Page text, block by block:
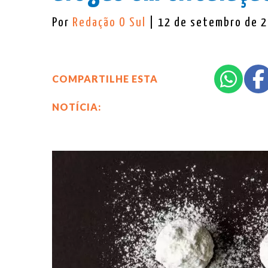
Por Redação O Sul | 12 de setembro de
COMPARTILHE ESTA
NOTÍCIA: